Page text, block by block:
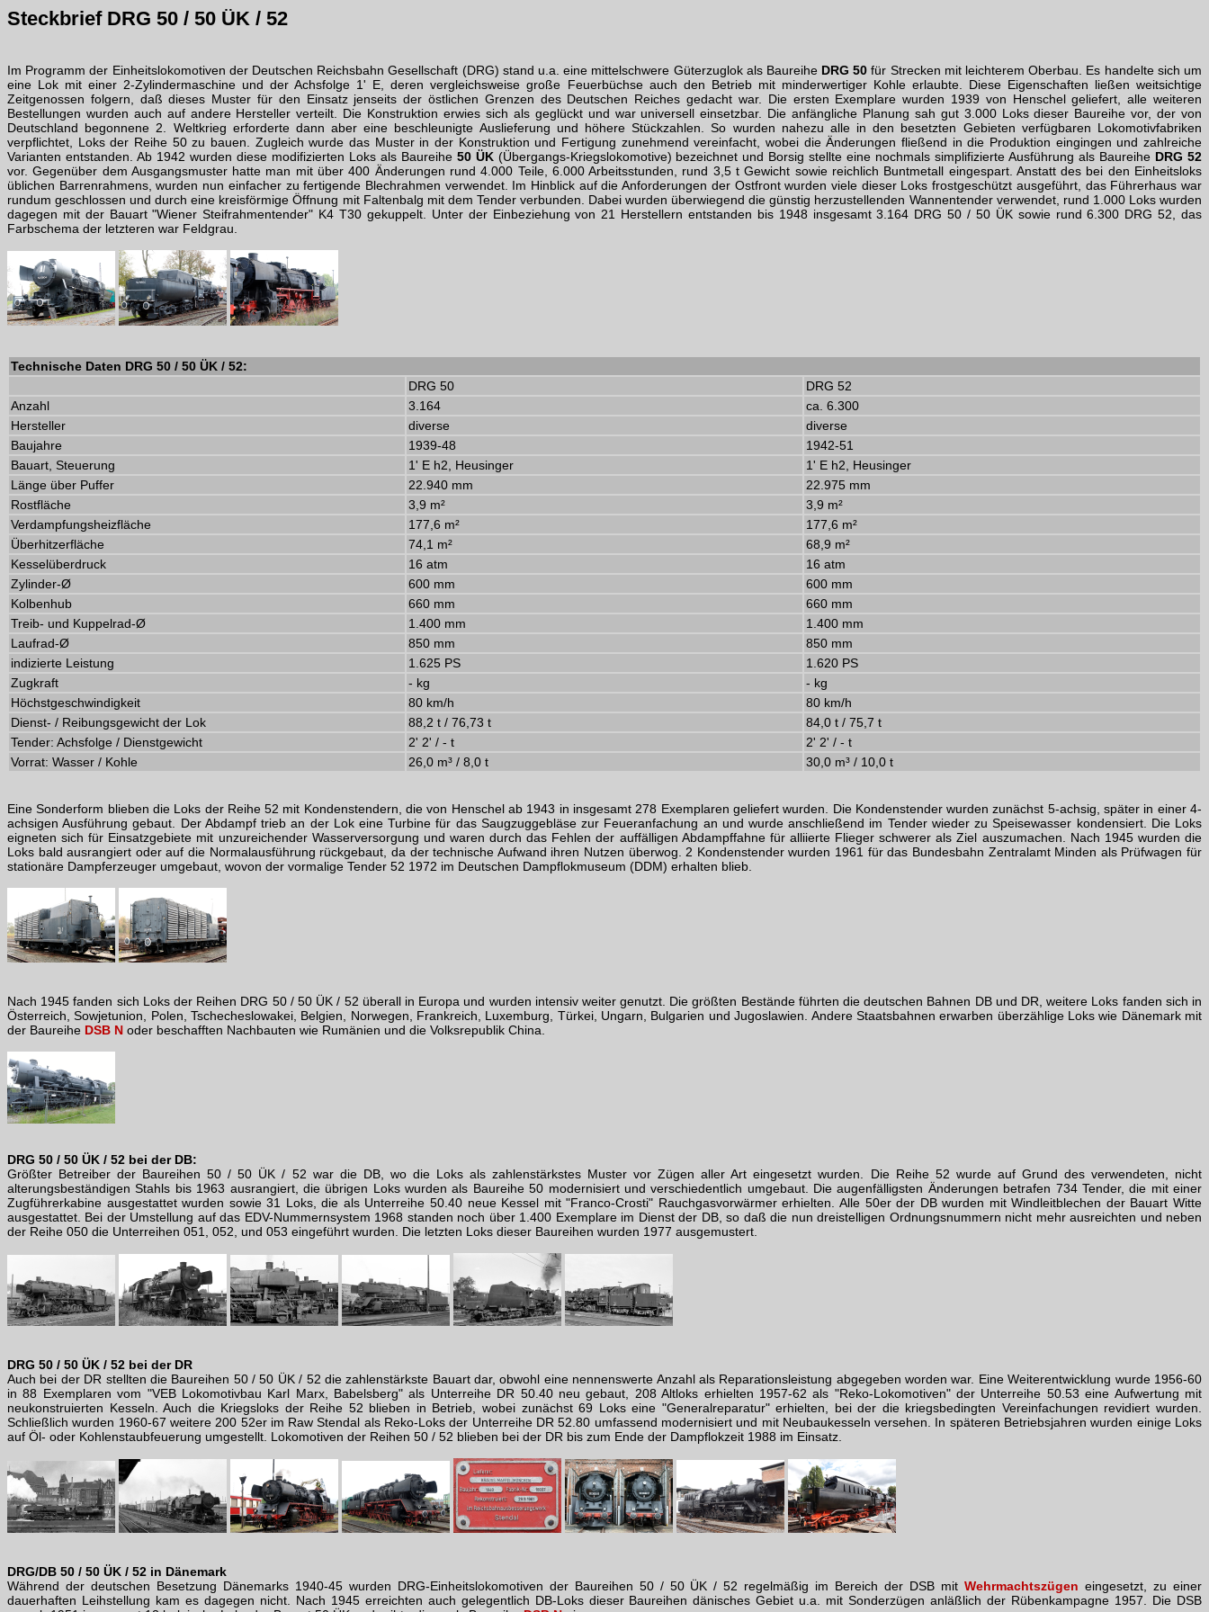
Steckbrief DRG 50 / 50 ÜK / 52
Im Programm der Einheitslokomotiven der Deutschen Reichsbahn Gesellschaft (DRG) stand u.a. eine mittelschwere Güterzuglok als Baureihe DRG 50 für Strecken mit leichterem Oberbau. Es handelte sich um
eine Lok mit einer 2-Zylindermaschine und der Achsfolge 1' E, deren vergleichsweise große Feuerbüchse auch den Betrieb mit minderwertiger Kohle erlaubte. Diese Eigenschaften ließen weitsichtige
Zeitgenossen folgern, daß dieses Muster für den Einsatz jenseits der östlichen Grenzen des Deutschen Reiches gedacht war. Die ersten Exemplare wurden 1939 von Henschel geliefert, alle weiteren
Bestellungen wurden auch auf andere Hersteller verteilt. Die Konstruktion erwies sich als geglückt und war universell einsetzbar. Die anfängliche Planung sah gut 3.000 Loks dieser Baureihe vor, der von
Deutschland begonnene 2. Weltkrieg erforderte dann aber eine beschleunigte Auslieferung und höhere Stückzahlen. So wurden nahezu alle in den besetzten Gebieten verfügbaren Lokomotivfabriken
verpflichtet, Loks der Reihe 50 zu bauen. Zugleich wurde das Muster in der Konstruktion und Fertigung zunehmend vereinfacht, wobei die Änderungen fließend in die Produktion eingingen und zahlreiche
Varianten entstanden. Ab 1942 wurden diese modifizierten Loks als Baureihe 50 ÜK(Übergangs-Kriegslokomotive) bezeichnet und Borsig stellte eine nochmals simplifizierte Ausführung als Baureihe DRG 52
vor. Gegenüber dem Ausgangsmuster hatte man mit über 400 Änderungen rund 4.000 Teile, 6.000 Arbeitsstunden, rund 3,5 t Gewicht sowie reichlich Buntmetall eingespart. Anstatt des bei den Einheitsloks
üblichen Barrenrahmens, wurden nun einfacher zu fertigende Blechrahmen verwendet. Im Hinblick auf die Anforderungen der Ostfront wurden viele dieser Loks frostgeschützt ausgeführt, das Führerhaus war
rundum geschlossen und durch eine kreisförmige Öffnung mit Faltenbalg mit dem Tender verbunden. Dabei wurden überwiegend die günstig herzustellenden Wannentender verwendet, rund 1.000 Loks wurden
dagegen mit der Bauart "Wiener Steifrahmentender" K4 T30 gekuppelt. Unter der Einbeziehung von 21 Herstellern entstanden bis 1948 insgesamt 3.164 DRG 50 / 50 ÜK sowie rund 6.300 DRG 52, das
Farbschema der letzteren war Feldgrau.
Technische Daten DRG 50 / 50 ÜK / 52:
DRG 50
DRG 52
Anzahl
3.164
ca. 6.300
Hersteller
diverse
diverse
Baujahre
1939-48
1942-51
Bauart, Steuerung
1' E h2, Heusinger
1' E h2, Heusinger
Länge über Puffer
22.940 mm
22.975 mm
Rostfläche
3,9 m²
3,9 m²
Verdampfungsheizfläche
177,6 m²
177,6 m²
Überhitzerfläche
74,1 m²
68,9 m²
Kesselüberdruck
16 atm
16 atm
Zylinder-Ø
600 mm
600 mm
Kolbenhub
660 mm
660 mm
Treib- und Kuppelrad-Ø
1.400 mm
1.400 mm
Laufrad-Ø
850 mm
850 mm
indizierte Leistung
1.625 PS
1.620 PS
Zugkraft
- kg
- kg
Höchstgeschwindigkeit
80 km/h
80 km/h
Dienst- / Reibungsgewicht der Lok
88,2 t / 76,73 t
84,0 t / 75,7 t
Tender: Achsfolge / Dienstgewicht
2' 2' / - t
2' 2' / - t
Vorrat: Wasser / Kohle
26,0 m³ / 8,0 t 30,0 m³ / 10,0 t
Eine Sonderform blieben die Loks der Reihe 52 mit Kondenstendern, die von Henschel ab 1943 in insgesamt 278 Exemplaren geliefert wurden. Die Kondenstender wurden zunächst 5-achsig, später in einer 4-
achsigen Ausführung gebaut. Der Abdampf trieb an der Lok eine Turbine für das Saugzuggebläse zur Feueranfachung an und wurde anschließend im Tender wieder zu Speisewasser kondensiert. Die Loks
eigneten sich für Einsatzgebiete mit unzureichender Wasserversorgung und waren durch das Fehlen der auffälligen Abdampffahne für alliierte Flieger schwerer als Ziel auszumachen. Nach 1945 wurden die
Loks bald ausrangiert oder auf die Normalausführung rückgebaut, da der technische Aufwand ihren Nutzen überwog. 2 Kondenstender wurden 1961 für das Bundesbahn Zentralamt Minden als Prüfwagen für
stationäre Dampferzeuger umgebaut, wovon der vormalige Tender 52 1972 im Deutschen Dampflokmuseum (DDM) erhalten blieb.
Nach 1945 fanden sich Loks der Reihen DRG 50 / 50 ÜK / 52 überall in Europa und wurden intensiv weiter genutzt. Die größten Bestände führten die deutschen Bahnen DB und DR, weitere Loks fanden sich in
Österreich, Sowjetunion, Polen, Tschecheslowakei, Belgien, Norwegen, Frankreich, Luxemburg, Türkei, Ungarn, Bulgarien und Jugoslawien. Andere Staatsbahnen erwarben überzählige Loks wie Dänemark mit
der Baureihe DSB N oder beschafften Nachbauten wie Rumänien und die Volksrepublik China.
DRG 50 / 50 ÜK / 52 bei der DB:
Größter Betreiber der Baureihen 50 / 50 ÜK / 52 war die DB, wo die Loks als zahlenstärkstes Muster vor Zügen aller Art eingesetzt wurden. Die Reihe 52 wurde auf Grund des verwendeten, nicht
alterungsbeständigen Stahls bis 1963 ausrangiert, die übrigen Loks wurden als Baureihe 50 modernisiert und verschiedentlich umgebaut. Die augenfälligsten Änderungen betrafen 734 Tender, die mit einer
Zugführerkabine ausgestattet wurden sowie 31 Loks, die als Unterreihe 50.40 neue Kessel mit "Franco-Crosti" Rauchgasvorwärmer erhielten. Alle 50er der DB wurden mit Windleitblechen der Bauart Witte
ausgestattet. Bei der Umstellung auf das EDV-Nummernsystem 1968 standen noch über 1.400 Exemplare im Dienst der DB, so daß die nun dreistelligen Ordnungsnummern nicht mehr ausreichten und neben
der Reihe 050 die Unterreihen 051, 052, und 053 eingeführt wurden. Die letzten Loks dieser Baureihen wurden 1977 ausgemustert.
DRG 50 / 50 ÜK / 52 bei der DR
Auch bei der DR stellten die Baureihen 50 / 50 ÜK / 52 die zahlenstärkste Bauart dar, obwohl eine nennenswerte Anzahl als Reparationsleistung abgegeben worden war. Eine Weiterentwicklung wurde 1956-60
in 88 Exemplaren vom "VEB Lokomotivbau Karl Marx, Babelsberg" als Unterreihe DR 50.40 neu gebaut, 208 Altloks erhielten 1957-62 als "Reko-Lokomotiven" der Unterreihe 50.53 eine Aufwertung mit
neukonstruierten Kesseln. Auch die Kriegsloks der Reihe 52 blieben in Betrieb, wobei zunächst 69 Loks eine "Generalreparatur" erhielten, bei der die kriegsbedingten Vereinfachungen revidiert wurden.
Schließlich wurden 1960-67 weitere 200 52er im Raw Stendal als Reko-Loks der Unterreihe DR 52.80 umfassend modernisiert und mit Neubaukesseln versehen. In späteren Betriebsjahren wurden einige Loks
auf Öl- oder Kohlenstaubfeuerung umgestellt. Lokomotiven der Reihen 50 / 52 blieben bei der DR bis zum Ende der Dampflokzeit 1988 im Einsatz.
DRG/DB 50 / 50 ÜK / 52 in Dänemark
Während der deutschen Besetzung Dänemarks 1940-45 wurden DRG-Einheitslokomotiven der Baureihen 50 / 50 ÜK / 52 regelmäßig im Bereich der DSB mitWehrmachtszügen eingesetzt, zu einer
dauerhaften Leihstellung kam es dagegen nicht. Nach 1945 erreichten auch gelegentlich DB-Loks dieser Baureihen dänisches Gebiet u.a. mit Sonderzügen anläßlich der Rübenkampagne 1957. Die DSB